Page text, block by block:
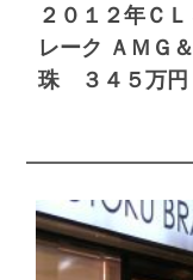
２０１２年Ｃ
レーク ＡＭＧ
珠 ３４５万円